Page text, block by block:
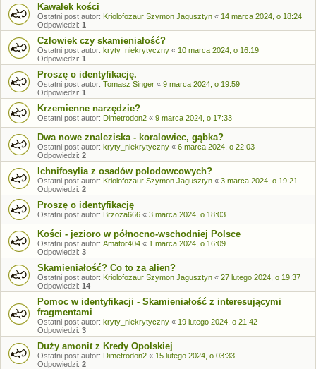
Kawałek kości
Ostatni post autor: Kriolofozaur Szymon Jagusztyn « 14 marca 2024, o 18:24
Odpowiedzi: 1
Człowiek czy skamieniałość?
Ostatni post autor: kryty_niekrytyczny « 10 marca 2024, o 16:19
Odpowiedzi: 1
Proszę o identyfikację.
Ostatni post autor: Tomasz Singer « 9 marca 2024, o 19:59
Odpowiedzi: 1
Krzemienne narzędzie?
Ostatni post autor: Dimetrodon2 « 9 marca 2024, o 17:33
Dwa nowe znaleziska - koralowiec, gąbka?
Ostatni post autor: kryty_niekrytyczny « 6 marca 2024, o 22:03
Odpowiedzi: 2
Ichnifosylia z osadów polodowcowych?
Ostatni post autor: Kriolofozaur Szymon Jagusztyn « 3 marca 2024, o 19:21
Odpowiedzi: 2
Proszę o identyfikację
Ostatni post autor: Brzoza666 « 3 marca 2024, o 18:03
Kości - jezioro w północno-wschodniej Polsce
Ostatni post autor: Amator404 « 1 marca 2024, o 16:09
Odpowiedzi: 3
Skamieniałość? Co to za alien?
Ostatni post autor: Kriolofozaur Szymon Jagusztyn « 27 lutego 2024, o 19:37
Odpowiedzi: 14
Pomoc w identyfikacji - Skamieniałość z interesującymi
fragmentami
Ostatni post autor: kryty_niekrytyczny « 19 lutego 2024, o 21:42
Odpowiedzi: 3
Duży amonit z Kredy Opolskiej
Ostatni post autor: Dimetrodon2 « 15 lutego 2024, o 03:33
Odpowiedzi: 2